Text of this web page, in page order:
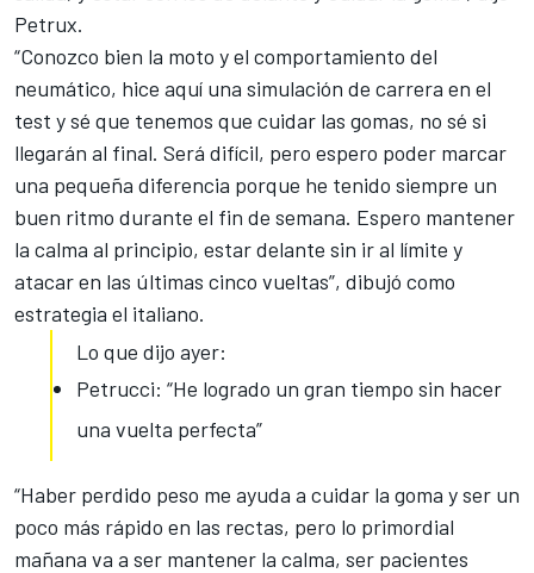
Petrux.
“Conozco bien la moto y el comportamiento del
neumático, hice aquí una simulación de carrera en el
test y sé que tenemos que cuidar las gomas, no sé si
llegarán al final. Será difícil, pero espero poder marcar
una pequeña diferencia porque he tenido siempre un
buen ritmo durante el fin de semana. Espero mantener
la calma al principio, estar delante sin ir al límite y
atacar en las últimas cinco vueltas”, dibujó como
estrategia el italiano.
Lo que dijo ayer:
Petrucci: “He logrado un gran tiempo sin hacer
una vuelta perfecta”
“Haber perdido peso me ayuda a cuidar la goma y ser un
poco más rápido en las rectas, pero lo primordial
mañana va a ser mantener la calma, ser pacientes